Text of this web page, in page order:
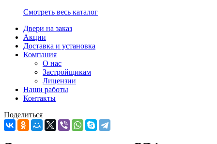
Смотреть весь каталог
Двери на заказ
Акции
Доставка и установка
Компания
О нас
Застройщикам
Лицензии
Наши работы
Контакты
Поделиться